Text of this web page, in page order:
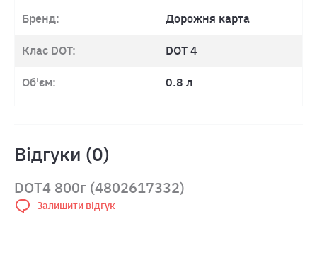
Бренд: Дорожня карта
Клас DOT: DOT 4
Об'єм: 0.8 л
Відгуки (0)
DOT4 800г (4802617332)
Залишити відгук